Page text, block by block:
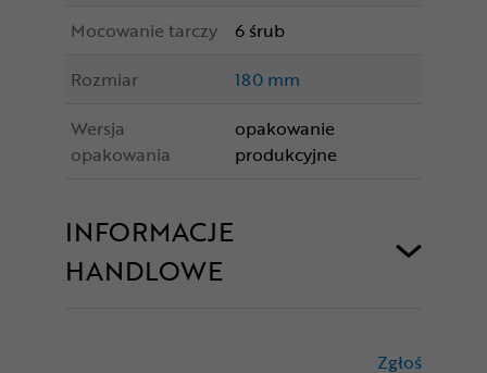
Mocowanie tarczy
6 śrub
Rozmiar
180 mm
Wersja
opakowania
opakowanie
produkcyjne
INFORMACJE
HANDLOWE
Zgłoś